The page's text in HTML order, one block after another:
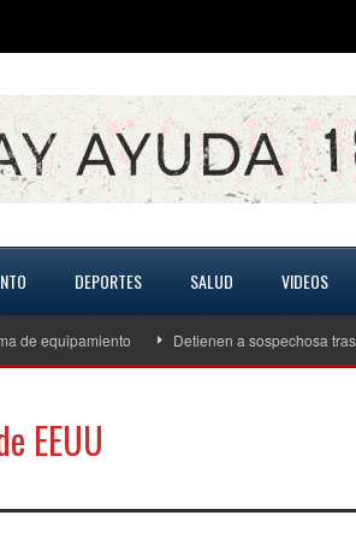
DEPORTES SALUD VIDEOS
Detienen a sospechosa tras
EEUU